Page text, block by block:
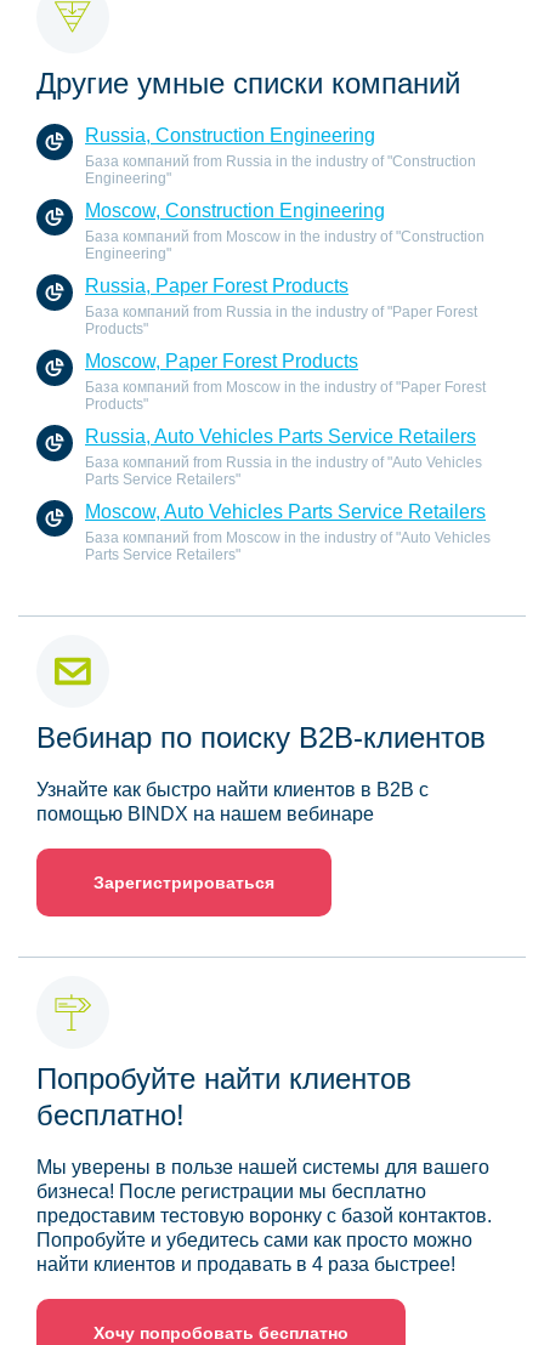
Другие умные списки компаний
Russia, Construction Engineering
База компаний from Russia in the industry of "Construction
Engineering"
Moscow, Construction Engineering
База компаний from Moscow in the industry of "Construction
Engineering"
Russia, Paper Forest Products
База компаний from Russia in the industry of "Paper Forest
Products"
Moscow, Paper Forest Products
База компаний from Moscow in the industry of "Paper Forest
Products"
Russia, Auto Vehicles Parts Service Retailers
База компаний from Russia in the industry of "Auto Vehicles
Parts Service Retailers"
Moscow, Auto Vehicles Parts Service Retailers
База компаний from Moscow in the industry of "Auto Vehicles
Parts Service Retailers"
Вебинар по поиску B2B-клиентов
Узнайте как быстро найти клиентов в B2B с
помощью BINDX на нашем вебинаре
Зарегистрироваться
Попробуйте найти клиентов
бесплатно!
Мы уверены в пользе нашей системы для вашего
бизнеса! После регистрации мы бесплатно
предоставим тестовую воронку с базой контактов.
Попробуйте и убедитесь сами как просто можно
найти клиентов и продавать в 4 раза быстрее!
Хочу попробовать бесплатно